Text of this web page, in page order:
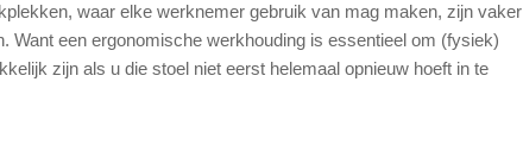
waar elke werknemer gebruik van mag maken, zijn vaker
Want een ergonomische werkhouding is essentieel om (fysiek)
zijn als u die stoel niet eerst helemaal opnieuw hoeft in te